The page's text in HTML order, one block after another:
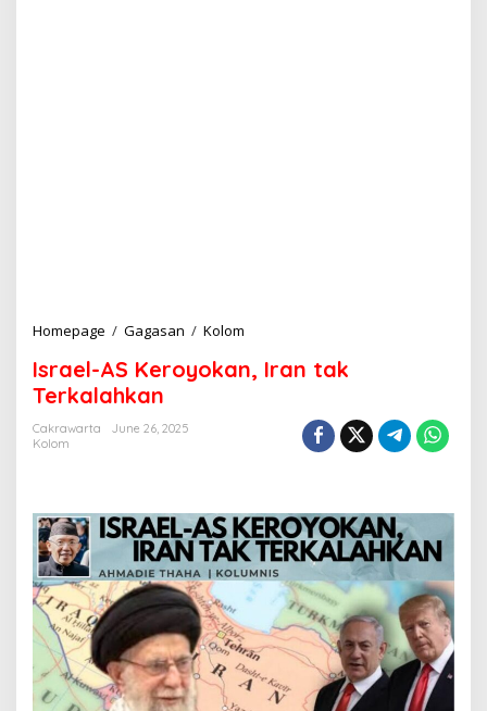
Homepage / Gagasan / Kolom
r
e
r
o
y
o
k
a
n
,
Israel-AS Keroyokan, Iran tak
Terkalahkan
Cakrawarta
June 26, 2025
Kolom